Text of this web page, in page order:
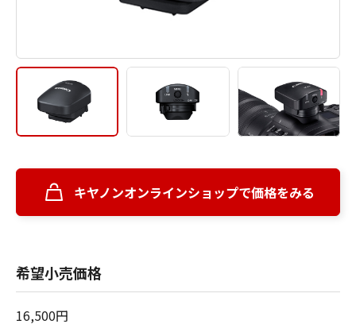
キヤノンオンラインショップで価格をみる
希望小売価格
16,500円